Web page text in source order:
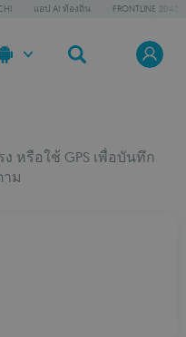
แอป AI ท้องถิ่น FRONTLINE 2042
หรือใช้ GPS เพื่อบันทึก
ม